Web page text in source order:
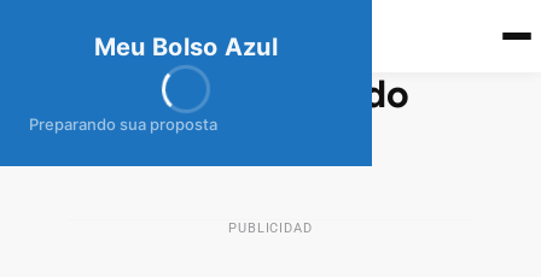
Meu Bolso Azul
Preparando sua proposta
meubolso Azul
Dineria: efectivo rápido
PUBLICIDAD